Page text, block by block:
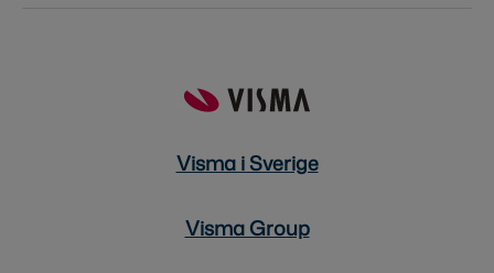
Visma i Sverige
Visma Group